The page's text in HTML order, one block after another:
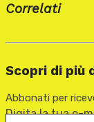
Correlati
Scopri di più
Abbonati per
Digita la tua e-